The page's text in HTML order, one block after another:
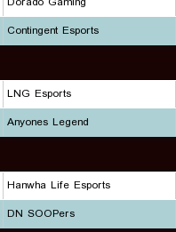
Contingent Esports
LNG Esports
Anyones Legend
Hanwha Life Esports
DN SOOPers